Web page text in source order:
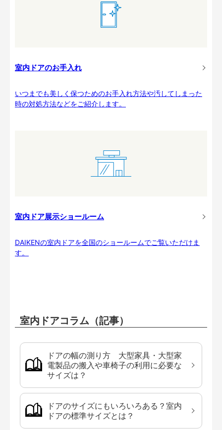
室内ドアのお手入れ
いつまでも美しく保つためのお手入れ方法や汚してしまった
時の対処方法などをご紹介します。
室内ドア展示ショールーム
DAIKENの室内ドアを全国のショールームでご覧いただけま
す。
室内ドアコラム（記事）
ドアの幅の測り方 大型家具・大型家
電製品の搬入や車椅子の利用に必要な
サイズは？
ドアのサイズにもいろいろある？室内
ドアの標準サイズとは？